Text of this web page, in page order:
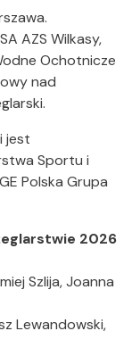
AZS Wilkasy,
Ochotnicze
nad
jest
Sportu i
Polska Grupa
2026
Szlija, Joanna
Lewandowski,